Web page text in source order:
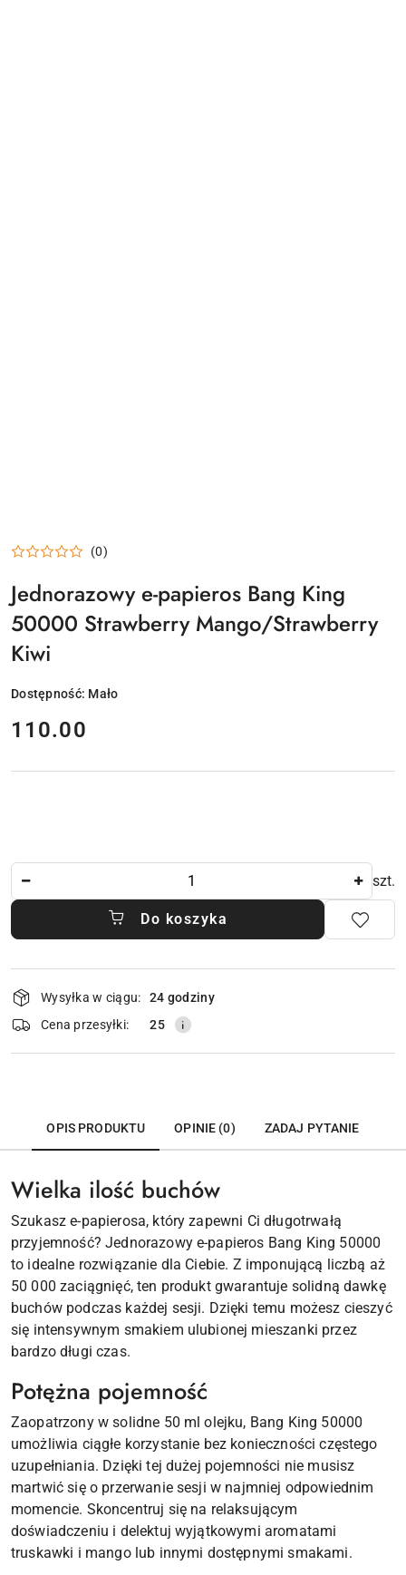
(0)
Jednorazowy e-papieros Bang King
50000 Strawberry Mango/Strawberry
Kiwi
Dostępność: Mało
cena:
110.00
szt.
Do koszyka
Dostępność
i
dostawa
Wysyłka w ciągu:
24 godziny
Cena przesyłki:
25
OPIS PRODUKTU OPINIE (0) ZADAJ PYTANIE
Wielka ilość buchów
Szukasz e-papierosa, który zapewni Ci długotrwałą
przyjemność? Jednorazowy e-papieros Bang King 50000
to idealne rozwiązanie dla Ciebie. Z imponującą liczbą aż
50 000 zaciągnięć, ten produkt gwarantuje solidną dawkę
buchów podczas każdej sesji. Dzięki temu możesz cieszyć
się intensywnym smakiem ulubionej mieszanki przez
bardzo długi czas.
Potężna pojemność
Zaopatrzony w solidne 50 ml olejku, Bang King 50000
umożliwia ciągłe korzystanie bez konieczności częstego
uzupełniania. Dzięki tej dużej pojemności nie musisz
martwić się o przerwanie sesji w najmniej odpowiednim
momencie. Skoncentruj się na relaksującym
doświadczeniu i delektuj wyjątkowymi aromatami
truskawki i mango lub innymi dostępnymi smakami.